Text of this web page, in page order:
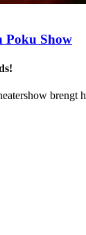
Poku Show
brengt